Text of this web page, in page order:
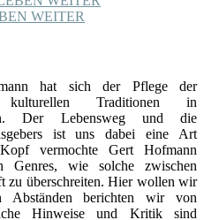
WEITER
hat sich der Pflege der
kulturellen Traditionen in
Der Lebensweg und die
ist uns dabei eine Art
vermochte Gert Hofmann
Genres, wie solche zwischen
zu überschreiten. Hier wollen wir
Abständen berichten wir von
Hinweise und Kritik sind